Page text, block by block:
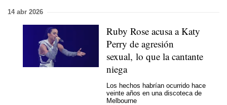
14 abr 2026
Ruby Rose acusa a Katy
Perry de agresión
sexual, lo que la cantante
niega
Los hechos habrían ocurrido hace
veinte años en una discoteca de
Melbourne